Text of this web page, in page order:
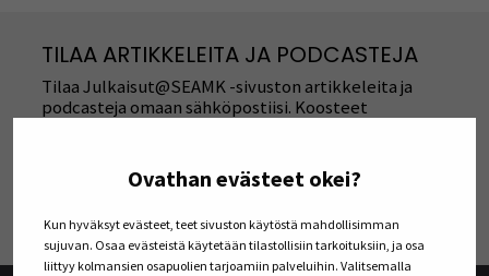
Ovathan evästeet okei?
Kun hyväksyt evästeet, teet sivuston käytöstä mahdollisimman
sujuvan. Osaa evästeistä käytetään tilastollisiin tarkoituksiin, ja osa
liittyy kolmansien osapuolien tarjoamiin palveluihin. Valitsemalla
TILAA ARTIKKELEITA JA PODCASTEJA
Tilaa Julkaisut@SEAMK -sivuston artikkeleita ja
podcasteja omaan sähköpostiisi. Koosteet